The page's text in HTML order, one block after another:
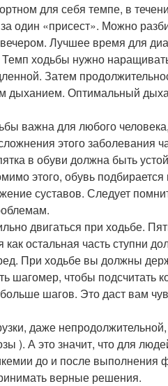
для себя темпе, в
один «присест». Можно
Лучшее время для
ходьбы нужно
Затем
дыханием. Оптимальный
важна для любого
этого заболевания
в обуви должна быть
этого, обувь
суставов. Следует
двигаться при ходьбе.
остальная часть ступни
При ходьбе вы должны
шагомер, чтобы подсчитать
шагов. Это даст вам
даже
). А это значит, что для
до и после выполнения
верные решения.